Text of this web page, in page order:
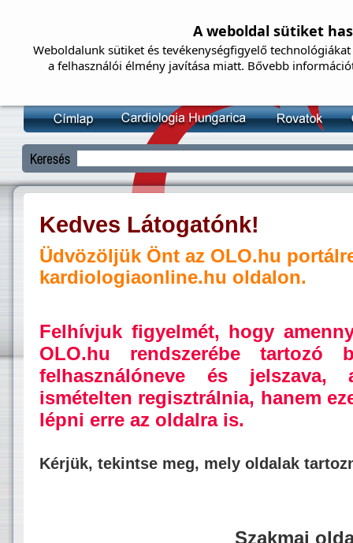
Kedves Látogatónk!
Üdvözöljük Önt az OLO.hu
kardiologiaonline.hu oldalon.
Felhívjuk figyelmét, hogy
OLO.hu rendszerébe tartozó
felhasználóneve és jelszava,
ismételten regisztrálnia, hanem
lépni erre az oldalra is.
Kérjük, tekintse meg, mely oldalak
Szakmai
A weboldal sütiket
Weboldalunk sütiket és tevékenységfigyelő
a felhasználói élmény javítása miatt. Bővebb